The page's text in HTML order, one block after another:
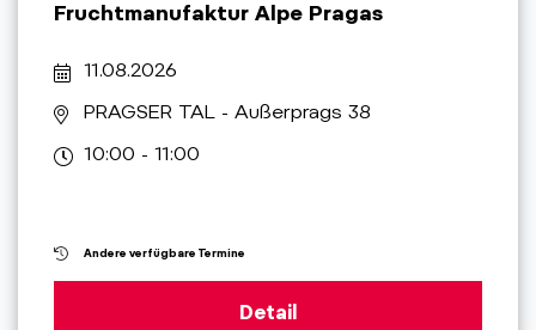
Fruchtmanufaktur Alpe Pragas
11.08.2026
PRAGSER TAL - Außerprags 38
10:00 - 11:00
Andere verfügbare Termine
Detail